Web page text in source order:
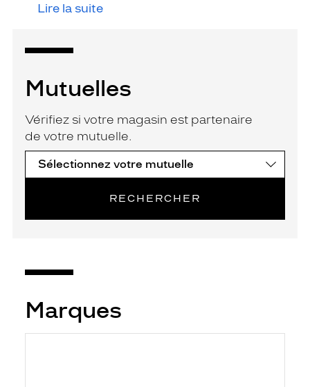
Lire la suite
Mutuelles
Vérifiez si votre magasin est partenaire
de votre mutuelle.
RECHERCHER
Marques